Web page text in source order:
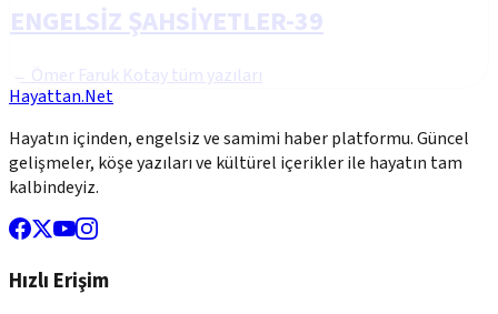
ENGELSİZ ŞAHSİYETLER-39
← Ömer Faruk Kotaytüm yazıları
Hayattan.Net
Hayatın içinden, engelsiz ve samimi haber platformu. Güncel
gelişmeler, köşe yazıları ve kültürel içerikler ile hayatın tam
kalbindeyiz.
Hızlı Erişim